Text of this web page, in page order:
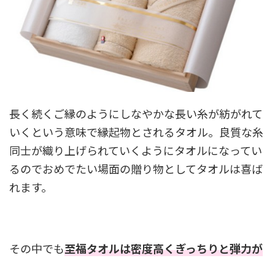
長く続くご縁のようにしなやかな長い糸が紡がれて
いくという意味で縁起物とされるタオル。良質な糸
同士が織り上げられていくようにタオルになってい
るのでおめでたい場面の贈り物としてタオルは喜ば
れます。
その中でも至福タオルは密度高くぎっちりと弾力が